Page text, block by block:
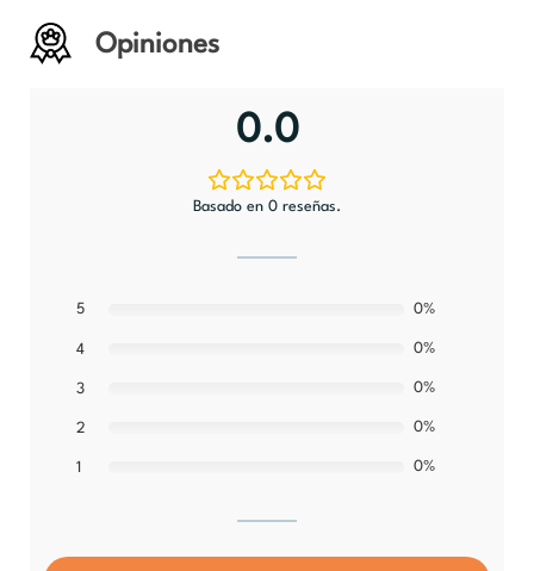
Opiniones
0.0
Basado en 0 reseñas.
5 0%
4 0%
3 0%
2 0%
1 0%